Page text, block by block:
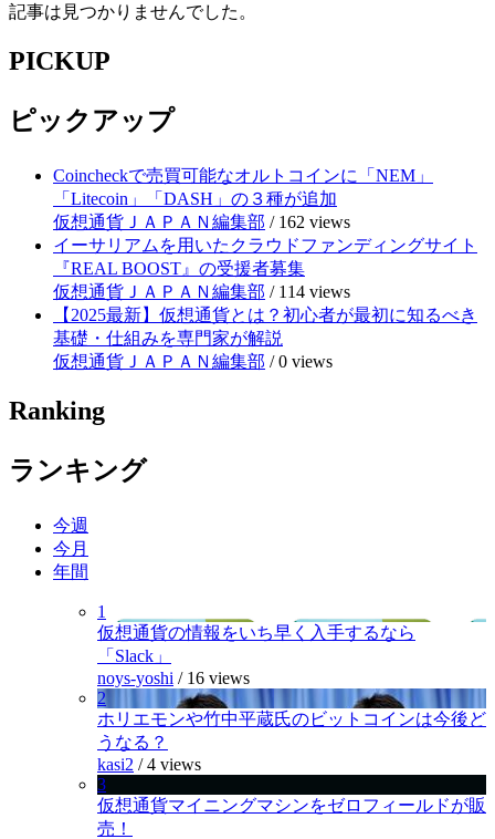
記事は見つかりませんでした。
PICKUP
ピックアップ
Coincheckで売買可能なオルトコインに「NEM」
「Litecoin」「DASH」の３種が追加
仮想通貨ＪＡＰＡＮ編集部 / 162 views
イーサリアムを用いたクラウドファンディングサイト
『REAL BOOST』の受援者募集
仮想通貨ＪＡＰＡＮ編集部 / 114 views
【2025最新】仮想通貨とは？初心者が最初に知るべき
基礎・仕組みを専門家が解説
仮想通貨ＪＡＰＡＮ編集部 /0 views
Ranking
ランキング
今週
今月
年間
1
仮想通貨の情報をいち早く入手するなら
「Slack」
noys-yoshi / 16 views
2
ホリエモンや竹中平蔵氏のビットコインは今後ど
うなる？
kasi2 /4 views
3
仮想通貨マイニングマシンをゼロフィールドが販
売！